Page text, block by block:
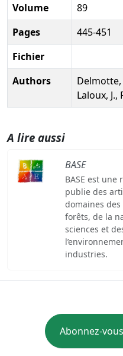
Volume
89
Pages
445-451
Fichier
Authors
Delmotte,
Laloux, J.,
A lire aussi
BASE
BASE est
publie des
domaines
forêts, de la
sciences et
industries.
Abonnez-